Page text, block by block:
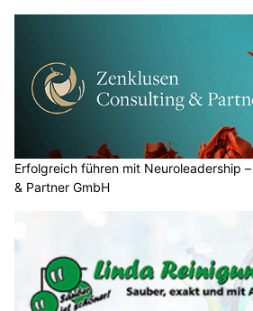
Erfolgreich führen mit Neuroleadership
& Partner GmbH